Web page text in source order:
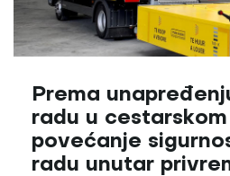
Prema
radu u
povećanje
radu unutar